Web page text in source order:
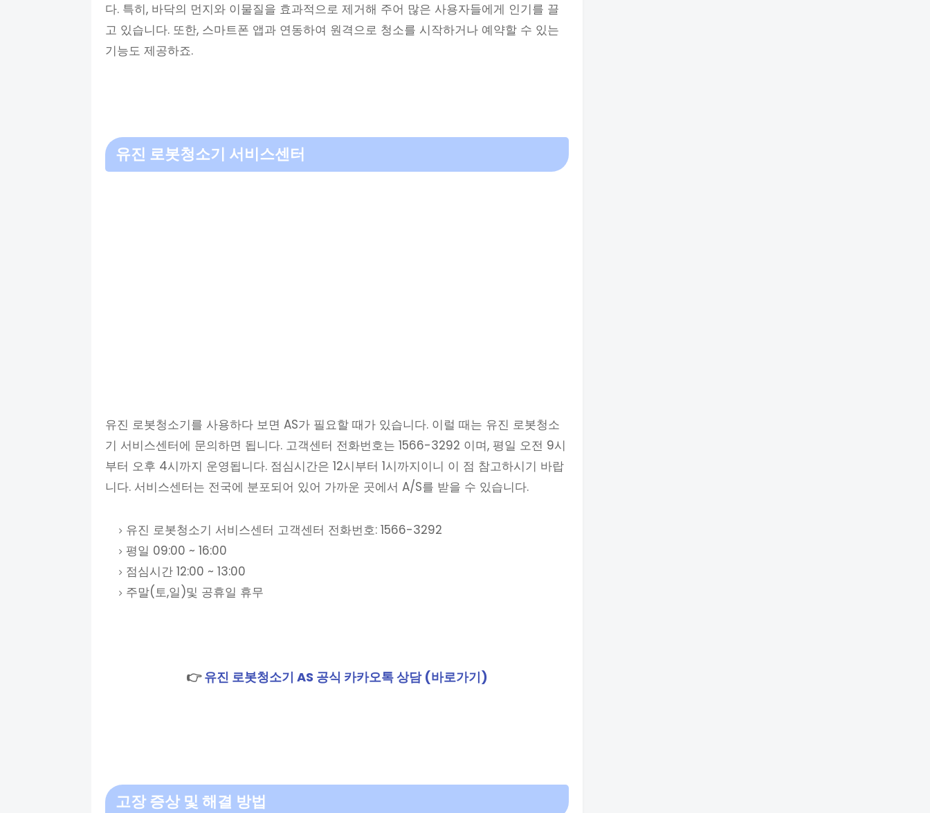
다. 특히, 바닥의 먼지와 이물질을 효과적으로 제거해 주어 많은 사용자들에게 인기를 끌
고 있습니다. 또한, 스마트폰 앱과 연동하여 원격으로 청소를 시작하거나 예약할 수 있는
기능도 제공하죠.
유진 로봇청소기 서비스센터
유진 로봇청소기를 사용하다 보면 AS가 필요할 때가 있습니다. 이럴 때는 유진 로봇청소
기 서비스센터에 문의하면 됩니다. 고객센터 전화번호는 1566-3292 이며, 평일 오전 9시
부터 오후 4시까지 운영됩니다. 점심시간은 12시부터 1시까지이니 이 점 참고하시기 바랍
니다. 서비스센터는 전국에 분포되어 있어 가까운 곳에서 A/S를 받을 수 있습니다.
유진 로봇청소기 서비스센터 고객센터 전화번호: 1566-3292
평일 09:00 ~ 16:00
점심시간 12:00 ~ 13:00
주말(토,일)및 공휴일 휴무
👉유진 로봇청소기 AS 공식 카카오톡 상담 (바로가기)
고장 증상 및 해결 방법